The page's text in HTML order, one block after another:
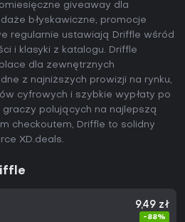
giveaway dla
błyskawiczne, promocje
regularnie ustawiają Driffle wśród
i klasyki z katalogu. Driffle
dla zewnętrznych
z najniższych prowizji na rynku,
cyfrowych i szybkie wypłaty po
graczy polujących na najlepszą
checkoutem, Driffle to solidny
XD.deals.
9,49 zł
-88%